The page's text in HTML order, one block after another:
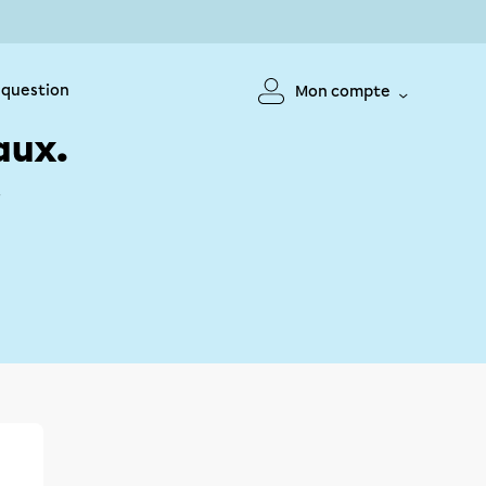
Mon compte